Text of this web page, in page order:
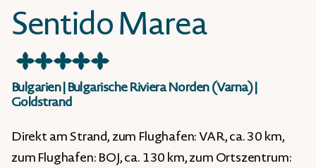
Sentido Marea
★★★★★
Bulgarien|Bulgarische Riviera Norden (Varna)|
Goldstrand
Direkt am Strand, zum Flughafen: VAR, ca. 30 km,
zum Flughafen: BOJ, ca. 130 km, zum Ortszentrum: